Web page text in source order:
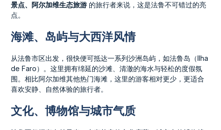
景点、阿尔加维生态旅游 的旅行者来说，这是法鲁不可错过的亮
点。
海滩、岛屿与大西洋风情
从法鲁市区出发，很快便可抵达一系列沙洲岛屿，如法鲁岛（Ilha
de Faro）。这里拥有绵延的沙滩、清澈的海水与轻松的度假氛
围。相比阿尔加维其他热门海滩，这里的游客相对更少，更适合
喜欢安静、自然体验的旅行者。
文化、博物馆与城市气质